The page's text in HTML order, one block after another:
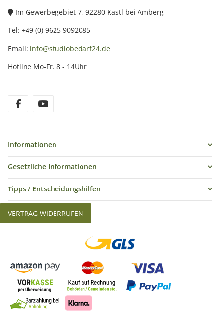
Im Gewerbegebiet 7, 92280 Kastl bei Amberg
Tel: +49 (0) 9625 9092085
Email: info@studiobedarf24.de
Hotline Mo-Fr. 8 - 14Uhr
Informationen
Gesetzliche Informationen
Tipps / Entscheidungshilfen
VERTRAG WIDERRUFEN